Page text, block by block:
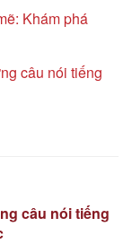
Khám phá
câu nói tiếng
câu nói tiếng